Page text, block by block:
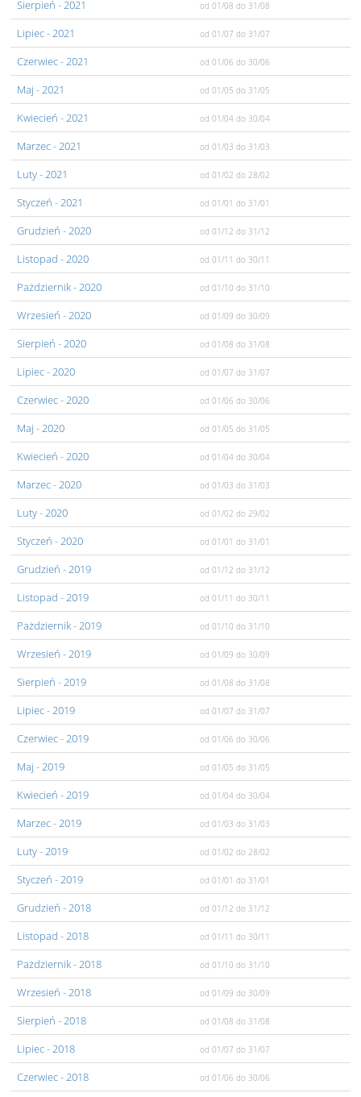
Sierpień - 2021 od 01/08 do 31/08
Lipiec- 2021 od 01/07 do 31/07
Czerwiec- 2021 od 01/06 do 30/06
Maj - 2021 od 01/05 do 31/05
Kwiecień - 2021 od 01/04 do 30/04
Marzec- 2021 od 01/03 do 31/03
Luty- 2021 od 01/02 do 28/02
Styczeń - 2021 od 01/01 do 31/01
Grudzień - 2020 od 01/12 do 31/12
Listopad - 2020 od 01/11 do 30/11
Pażdziernik- 2020 od 01/10 do 31/10
Wrzesień - 2020 od 01/09 do 30/09
Sierpień - 2020 od 01/08 do 31/08
Lipiec- 2020 od 01/07 do 31/07
Czerwiec- 2020 od 01/06 do 30/06
Maj - 2020 od 01/05 do 31/05
Kwiecień - 2020 od 01/04 do 30/04
Marzec- 2020 od 01/03 do 31/03
Luty- 2020 od 01/02 do 29/02
Styczeń - 2020 od 01/01 do 31/01
Grudzień - 2019 od 01/12 do 31/12
Listopad - 2019 od 01/11 do 30/11
Pażdziernik- 2019 od 01/10 do 31/10
Wrzesień - 2019 od 01/09 do 30/09
Sierpień - 2019 od 01/08 do 31/08
Lipiec- 2019 od 01/07 do 31/07
Czerwiec- 2019 od 01/06 do 30/06
Maj - 2019 od 01/05 do 31/05
Kwiecień - 2019 od 01/04 do 30/04
Marzec- 2019 od 01/03 do 31/03
Luty- 2019 od 01/02 do 28/02
Styczeń - 2019 od 01/01 do 31/01
Grudzień - 2018 od 01/12 do 31/12
Listopad - 2018 od 01/11 do 30/11
Pażdziernik- 2018 od 01/10 do 31/10
Wrzesień - 2018 od 01/09 do 30/09
Sierpień - 2018 od 01/08 do 31/08
Lipiec- 2018 od 01/07 do 31/07
Czerwiec- 2018 od 01/06 do 30/06